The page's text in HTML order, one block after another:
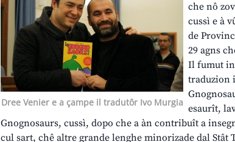
Dree Venier e a çampe il tradutôr Ivo Murgia
che nô
cussì e à
de
29 agns
Il fumut in
traduzion
esaurît,
Gnognosaurs, cussì, dopo che a àn contribuît a
cul sart, chê altre grande lenghe minorizade dal Stât